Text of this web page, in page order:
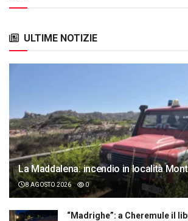
ULTIME NOTIZIE
La Maddalena: incendio in località
8 AGOSTO 2026 0
“Madrighe”: a Cheremule il